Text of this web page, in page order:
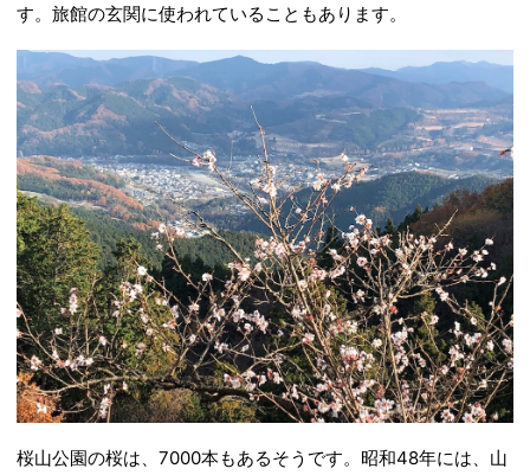
す。旅館の玄関に使われていることもあります。
桜山公園の桜は、7000本もあるそうです。昭和48年には、山